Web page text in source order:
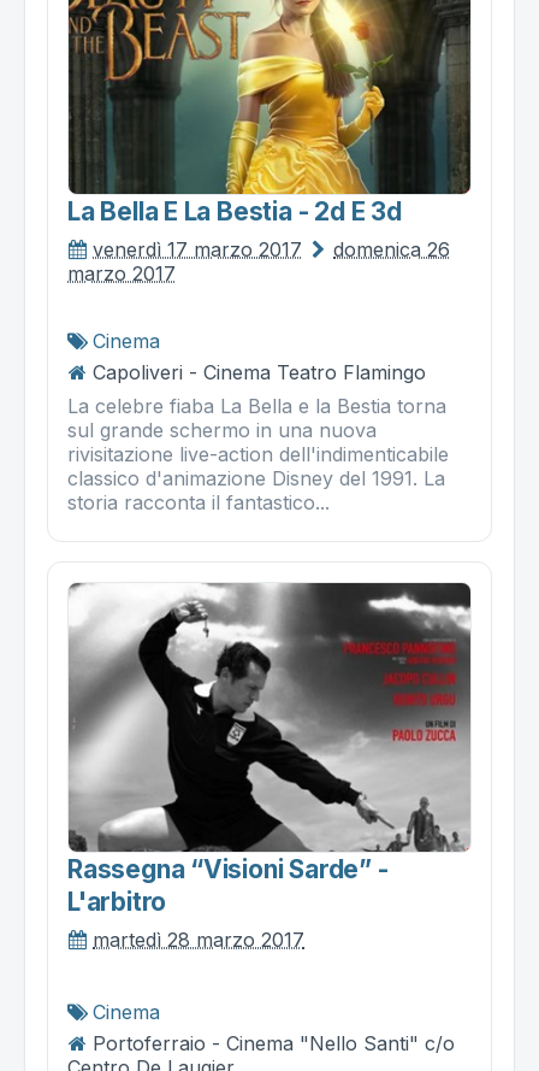
La Bella E La Bestia - 2d E 3d
venerdì 17 marzo 2017
domenica 26
marzo 2017
Cinema
Capoliveri - Cinema Teatro Flamingo
La celebre fiaba La Bella e la Bestia torna
sul grande schermo in una nuova
rivisitazione live-action dell'indimenticabile
classico d'animazione Disney del 1991. La
storia racconta il fantastico...
Rassegna “visioni Sarde” -
L'arbitro
martedì 28 marzo 2017
Cinema
Portoferraio - Cinema "Nello Santi" c/o